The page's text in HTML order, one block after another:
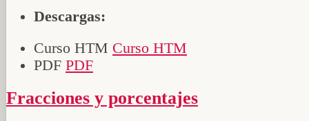
Descargas:
Curso HTM Curso HTM
PDF PDF
Fracciones y porcentajes